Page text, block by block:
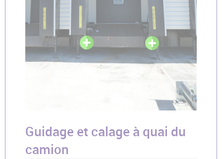
Guidage et calage à quai du
camion